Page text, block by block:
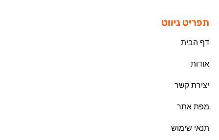
תפריט ניווט
דף הבית
אודות
יצירת קשר
מפת אתר
תנאי שימוש